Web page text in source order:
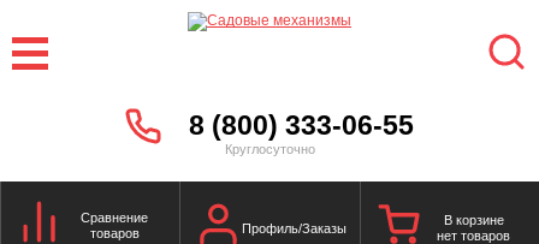
8 (800) 333-06-55
Круглосуточно
Сравнение
товаров
Профиль/Заказы
В корзине
нет товаров